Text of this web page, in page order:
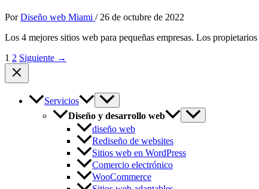
PorDiseño web Miami / 26 de octubre de 2022
Los 4 mejores sitios web para pequeñas empresas. Los
1 2 Siguiente →
Servicios
Diseño y desarrollo web
diseño web
Rediseño de websites
Sitios web en WordPress
Comercio electrónico
WooCommerce